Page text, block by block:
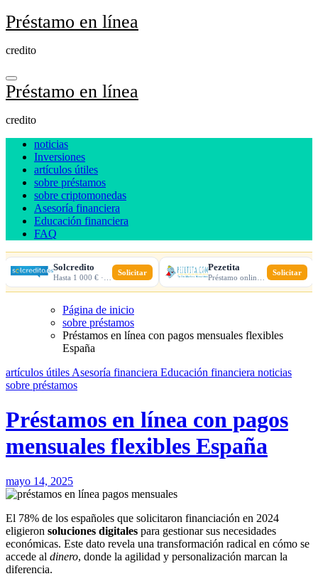
Ir
al
Préstamo en línea
credito
Préstamo en línea
credito
noticias
Inversiones
artículos útiles
sobre préstamos
sobre criptomonedas
Asesoría financiera
Educación financiera
FAQ
Solcredito Solicitar Pezetita Solicitar
Página de inicio
sobre préstamos
Préstamos en línea con pagos mensuales flexibles
España
artículos útiles Asesoría financiera Educación financiera noticias
sobre préstamos
Préstamos en línea con pagos
mensuales flexibles España
mayo 14, 2025
El 78% de los españoles que solicitaron financiación en 2024
eligieron soluciones digitales para gestionar sus necesidades
económicas. Este dato revela una transformación radical en cómo se
accede al dinero, donde la agilidad y personalización marcan la
diferencia.